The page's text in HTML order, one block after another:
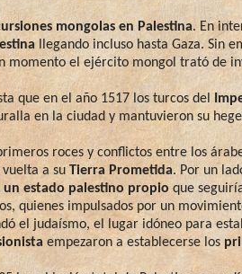
mongolas en Palestina. En
llegando incluso hasta Gaza. Sin
momento el ejército mongol trató de
que en el año 1517 los turcos del
en la ciudad y mantuvieron su
roces y conflictos entre los
a suTierra Prometida. Por un
un estado palestino propioque
quienes impulsados por un
el judaísmo, el lugar idóneo para
empezaron a establecerse los